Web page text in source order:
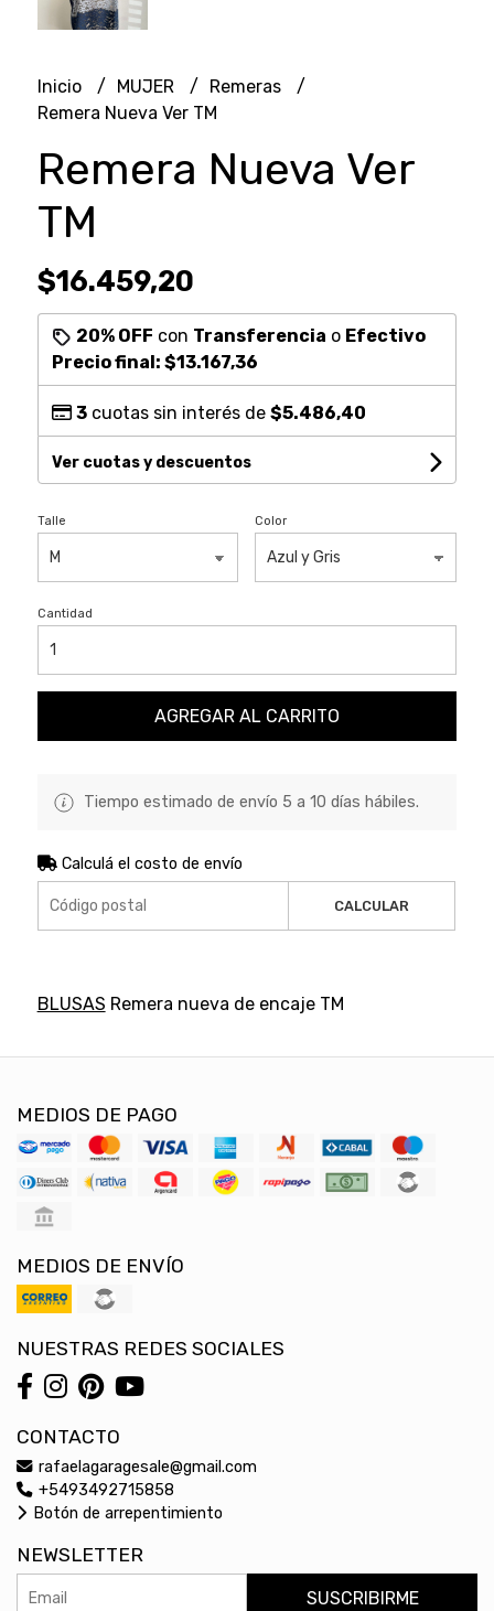
Inicio MUJER
Remeras
Remera Nueva Ver TM
Remera Nueva Ver
TM
$16.459,20
20% OFF con Transferencia o Efectivo
Precio final: $13.167,36
3cuotas sin interés de $5.486,40
Ver cuotas y descuentos
Talle Color
Cantidad
AGREGAR AL CARRITO
Tiempo estimado de envío 5 a 10 días hábiles.
Calculá el costo de envío
CALCULAR
BLUSAS Remera nueva de encaje TM
MEDIOS DE PAGO
MEDIOS DE ENVÍO
NUESTRAS REDES SOCIALES
CONTACTO
rafaelagaragesale@gmail.com
+5493492715858
Botón de arrepentimiento
NEWSLETTER
SUSCRIBIRME